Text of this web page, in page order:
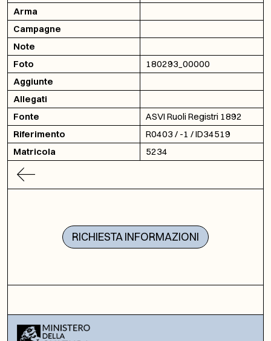
Arma
Campagne
Note
Foto
180293_00000
Aggiunte
Allegati
Fonte
ASVI Ruoli Registri 1892
Riferimento
R0403 / -1 / ID34519
Matricola
5234
RICHIESTA INFORMAZIONI